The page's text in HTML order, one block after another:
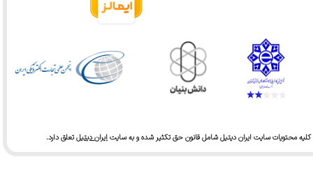
محتویات سایت ایران دیتیل شامل قانون حق تکثیر شده و به سایتایران دیتیلتعلق دارد.​​​​​​​